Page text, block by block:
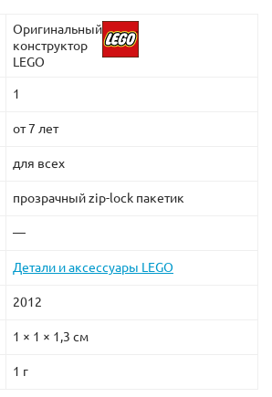
Оригинальный
конструктор
LEGO
1
от 7 лет
для всех
прозрачный zip-lock пакетик
—
Детали и аксессуары LEGO
2012
1 × 1 × 1,3 см
1 г